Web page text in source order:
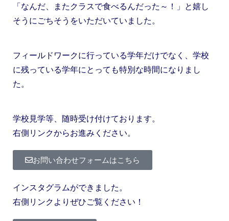
「なんだ、またクラスで食べるんだった～！」と嬉し
そうにごちそうをいただいていました。
フィールドワークに行っている学年だけでなく、学校
に残っている学年にとっても特別な時間になりまし
た。
学校見学等、随時受け付けております。
右側リンクからお進みください。
お問い合わせフォームはこちら
インスタグラムができました。
右側リンクよりぜひご覧ください！